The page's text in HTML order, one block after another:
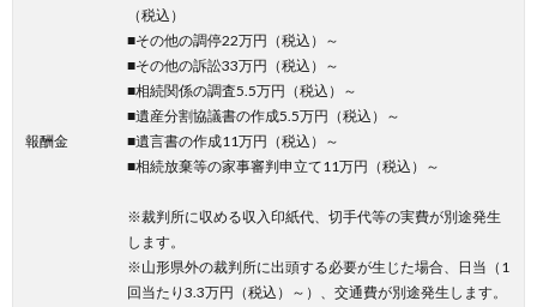
報酬金
（税込）
■その他の調停22万円（税込）～
■その他の訴訟33万円（税込）～
■相続関係の調査5.5万円（税込）～
■遺産分割協議書の作成5.5万円（税込）～
■遺言書の作成11万円（税込）～
■相続放棄等の家事審判申立て11万円（税込）～
※裁判所に収める収入印紙代、切手代等の実費が別途発生
します。
※山形県外の裁判所に出頭する必要が生じた場合、日当（1
回当たり3.3万円（税込）～）、交通費が別途発生します。